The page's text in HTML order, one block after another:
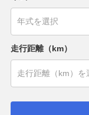
走行距離（km）